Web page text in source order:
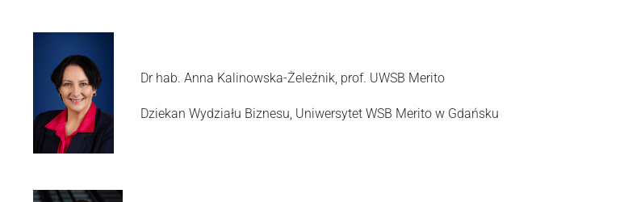
Dr hab. Anna Kalinowska-Żeleźnik, prof. UWSB Merito
Dziekan Wydziału Biznesu, Uniwersytet WSB Merito w Gdańsku